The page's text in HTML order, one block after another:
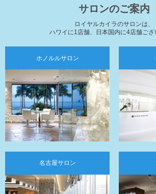
サロンのご案内
ロイヤルカイラのサロンは、
ハワイに1店舗、日本国内に4店舗ござ
ホノルル
名古屋